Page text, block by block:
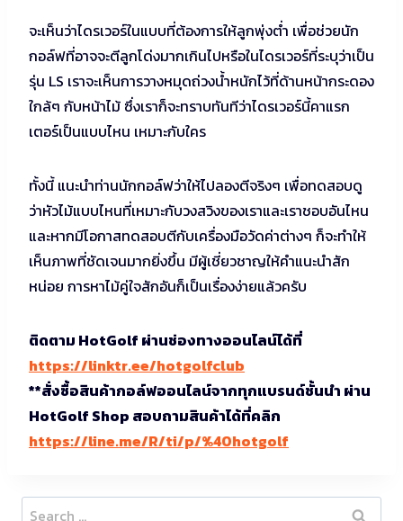
จะเห็นว่าไดรเวอร์ในแบบที่ต้องการให้ลูกพุ่งต่ำ เพื่อช่วยนัก
กอล์ฟที่อาจจะตีลูกโด่งมากเกินไปหรือในไดรเวอร์ที่ระบุว่าเป็น
รุ่น LS เราจะเห็นการวางหมุดถ่วงน้ำหนักไว้ที่ด้านหน้ากระดอง
ใกล้ๆ กับหน้าไม้ ซึ่งเราก็จะทราบทันทีว่าไดรเวอร์นี้คาแรก
เตอร์เป็นแบบไหน เหมาะกับใคร
ทั้งนี้ แนะนำท่านนักกอล์ฟว่าให้ไปลองตีจริงๆ เพื่อทดสอบดู
ว่าหัวไม้แบบไหนที่เหมาะกับวงสวิงของเราและเราชอบอันไหน
และหากมีโอกาสทดสอบตีกับเครื่องมือวัดค่าต่างๆ ก็จะทำให้
เห็นภาพที่ชัดเจนมากยิ่งขึ้น มีผู้เชี่ยวชาญให้คำแนะนำสัก
หน่อย การหาไม้คู่ใจสักอันก็เป็นเรื่องง่ายแล้วครับ
ติดตาม HotGolf ผ่านช่องทางออนไลน์ได้ที่
https://linktr.ee/hotgolfclub
**สั่งซื้อสินค้ากอล์ฟออนไลน์จากทุกแบรนด์ชั้นนำ ผ่าน
HotGolf Shop สอบถามสินค้าได้ที่คลิก
https://line.me/R/ti/p/%40hotgolf
Search